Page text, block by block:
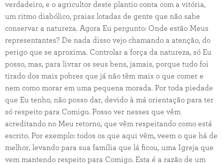
verdadeiro, e o agricultor deste plantio conta com a vitória,
um ritmo diabólico, praias lotadas de gente que não sabe
conservar a natureza. Agora Eu pergunto: Onde estão Meus
representantes? De nada disso vejo chamando a atenção, do
perigo que se aproxima. Controlar a força da natureza, só Eu
posso, mas, para livrar os seus bens, jamais, porque tudo foi
tirado dos mais pobres que já não têm mais o que comer e
nem como morar em uma pequena morada. Por toda piedade
que Eu tenho, não posso dar, devido à má orientação para ter
só respeito para Comigo. Posso ver nesses que vêm
acreditando no Meu retorno, que vêm respeitando como está
escrito. Por exemplo: todos os que aqui vêm, veem o que há de
melhor, levando para sua família que lá ficou, uma Igreja que
vem mantendo respeito para Comigo. Esta é a razão de um